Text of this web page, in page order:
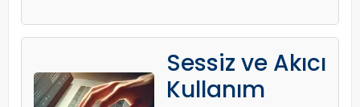
Sessiz ve Akıcı
Kullanım